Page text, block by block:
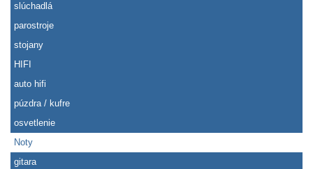
slúchadlá
parostroje
stojany
HIFI
auto hifi
púzdra / kufre
osvetlenie
Noty
gitara